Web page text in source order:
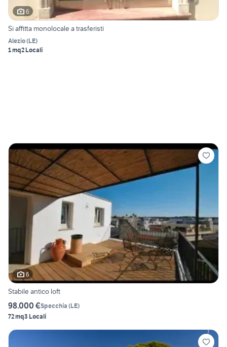
6
Si affitta monolocale a trasferisti
Alezio(LE)
1 mq2 Locali
6
Stabile antico loft
98.000 €Specchia (LE)
72 mq3 Locali